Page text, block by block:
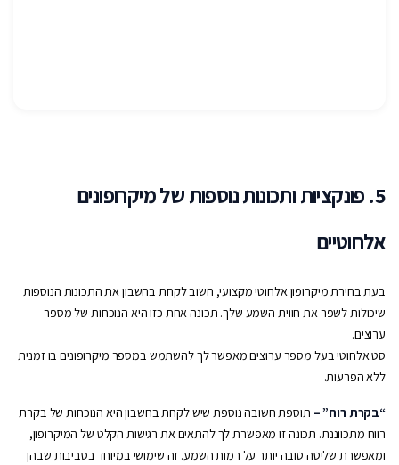
5. פונקציות ותכונות נוספות של מיקרופונים
אלחוטיים
בעת בחירת מיקרופון אלחוטי מקצועי, חשוב לקחת בחשבון את התכונות הנוספות
שיכולות לשפר את חווית השמע שלך. תכונה אחת כזו היא הנוכחות של מספר
ערוצים.
סט אלחוטי בעל מספר ערוצים מאפשר לך להשתמש במספר מיקרופונים בו זמנית
ללא הפרעות.
“בקרת רוח” – תוספת חשובה נוספת שיש לקחת בחשבון היא הנוכחות של בקרת
רווח מתכווננת. תכונה זו מאפשרת לך להתאים את רגישות הקלט של המיקרופון,
ומאפשרת שליטה טובה יותר על רמות השמע. זה שימושי במיוחד בסביבות שבהן